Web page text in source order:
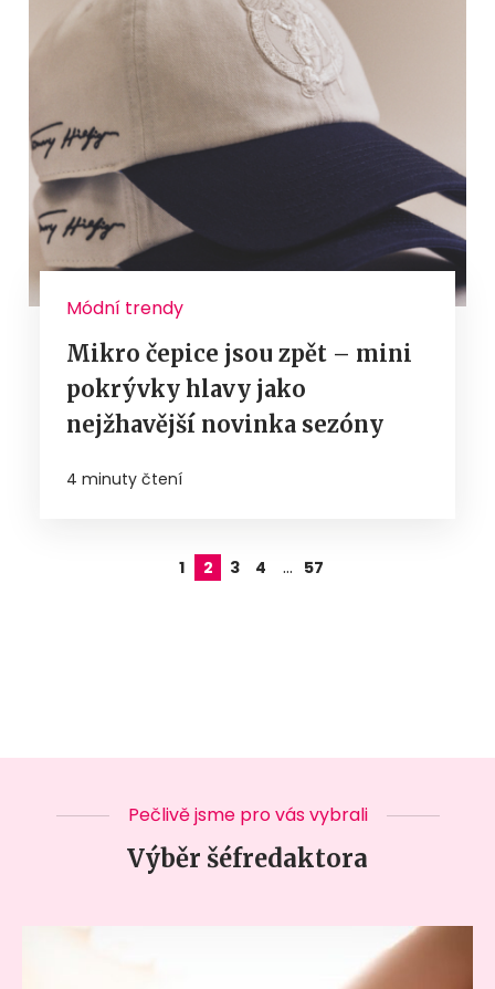
Módní trendy
Mikro čepice jsou zpět – mini
pokrývky hlavy jako
nejžhavější novinka sezóny
4 minuty čtení
1 2 3 4 … 57
Pečlivě jsme pro vás vybrali
Výběr šéfredaktora